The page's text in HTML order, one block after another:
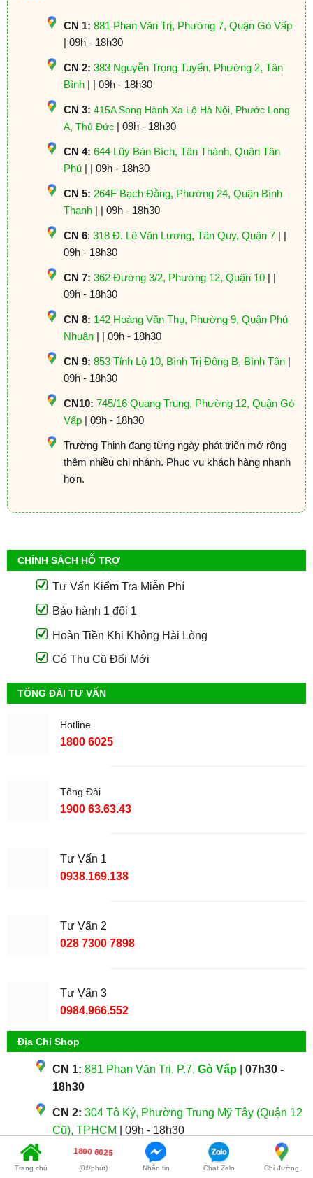
CN 1: 881 Phan Văn Trị, Phường 7, Quận Gò Vấp
| 09h - 18h30
CN 2: 383 Nguyễn Trọng Tuyển, Phường 2, Tân
Bình| | 09h - 18h30
CN 3: 415A Song Hành Xa Lộ Hà Nội, Phước Long
A, Thủ Đức| 09h - 18h30
CN 4: 644 Lũy Bán Bích, Tân Thành, Quận Tân
Phú| | 09h - 18h30
CN 5: 264F Bạch Đằng, Phường 24, Quận Bình
Thạnh| | 09h - 18h30
CN 6: 318 Đ. Lê Văn Lương, Tân Quy, Quận 7| |
09h - 18h30
CN 7: 362 Đường 3/2, Phường 12, Quận 10| |
09h - 18h30
CN 8: 142 Hoàng Văn Thụ, Phường 9, Quận Phú
Nhuận| | 09h - 18h30
CN 9: 853 Tỉnh Lộ 10, Bình Trị Đông B, Bình Tân|
09h - 18h30
CN10: 745/16 Quang Trung, Phường 12, Quận Gò
Vấp| 09h - 18h30
Trường Thịnh đang từng ngày phát triển mở rộng
thêm nhiều chi nhánh. Phục vụ khách hàng nhanh
hơn.
CHÍNH SÁCH HỖ TRỢ
Tư Vấn Kiểm Tra Miễn Phí
Bảo hành 1 đổi 1
Hoàn Tiền Khi Không Hài Lòng
Có Thu Cũ Đổi Mới
TỔNG ĐÀI TƯ VẤN
Hotline
1800 6025
Tổng Đài
1900 63.63.43
Tư Vấn 1
0938.169.138
Tư Vấn 2
028 7300 7898
Tư Vấn 3
0984.966.552
Địa Chỉ Shop
CN 1: 881 Phan Văn Trị, P.7, Gò Vấp| 07h30 -
18h30
CN 2: 304 Tô Ký, Phường Trung Mỹ Tây (Quận 12
Cũ), TPHCM
| 09h - 18h30
CN 3: 383 Nguyễn Trọng Tuyển, P.2, Tân Bình|
09h - 18h30
Trang chủ
1800 6025
(0₫/phút) Nhắn tin Chat Zalo Chỉ đường